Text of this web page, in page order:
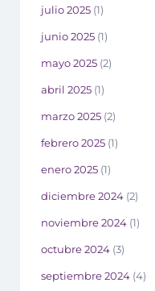
julio 2025 (1)
junio 2025 (1)
mayo 2025 (2)
abril 2025 (1)
marzo 2025 (2)
febrero 2025 (1)
enero 2025 (1)
diciembre 2024 (2)
noviembre 2024 (1)
octubre 2024 (3)
septiembre 2024 (4)